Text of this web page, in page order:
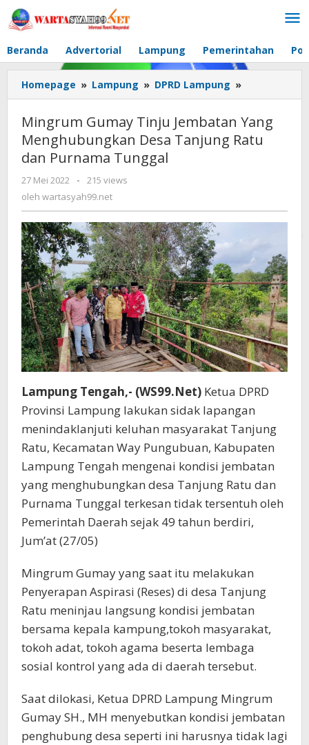
Lewati
ke
Beranda
Advertorial Lampung Pemerintahan
Homepage » Lampung » DPRD Lampung »
Gumay
Jembatan
Yang
dan
Tunggal
Mingrum Gumay Tinju Jembatan Yang
Menghubungkan Desa Tanjung Ratu
dan Purnama Tunggal
27 Mei 2022
oleh
wartasyah99.net
-
215 views
oleh wartasyah99.net
Lampung Tengah,- (WS99.Net) Ketua DPRD
Provinsi Lampung lakukan sidak lapangan
menindaklanjuti keluhan masyarakat Tanjung
Ratu, Kecamatan Way Pungubuan, Kabupaten
Lampung Tengah mengenai kondisi jembatan
yang menghubungkan desa Tanjung Ratu dan
Purnama Tunggal terkesan tidak tersentuh oleh
Pemerintah Daerah sejak 49 tahun berdiri,
Jum’at (27/05)
Mingrum Gumay yang saat itu melakukan
Penyerapan Aspirasi (Reses) di desa Tanjung
Ratu meninjau langsung kondisi jembatan
bersama kepala kampung,tokoh masyarakat,
tokoh adat, tokoh agama beserta lembaga
sosial kontrol yang ada di daerah tersebut.
Saat dilokasi, Ketua DPRD Lampung Mingrum
Gumay SH., MH menyebutkan kondisi jembatan
penghubung desa seperti ini harusnya tidak lagi